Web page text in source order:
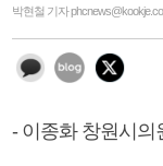
박현철 기자
- 이종화 창원시의